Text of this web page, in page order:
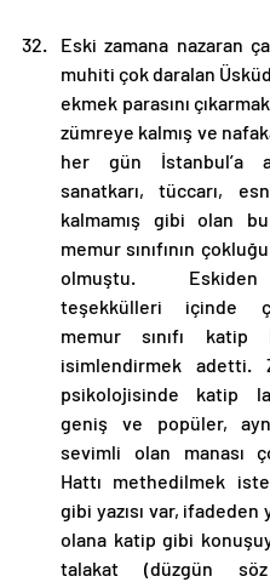
Eski zamana nazaran
muhiti çok daralan
ekmek parasını
zümreye kalmış ve
her gün İstanbul’a
sanatkarı, tüccarı,
kalmamış gibi olan bu
memur sınıfının
olmuştu.
teşekkülleri içinde
memur sınıfı katip
isimlendirmek adetti.
psikolojisinde katip
geniş ve popüler,
sevimli olan manası
Hattı methedilmek
gibi yazısı var, ifadeden
olana katip gibi
talakat (düzgün